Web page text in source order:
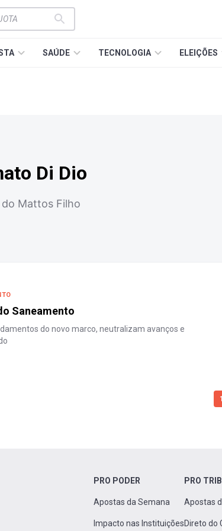
SAÚDE TECNOLOGIA ELEIÇÕES
Di Dio
do Mattos Filho
Saneamento
do novo marco, neutralizam avanços e
1
PRO PODER
Apostas da Semana
Impacto nas Instituições
PRO
Apostas
Direto do